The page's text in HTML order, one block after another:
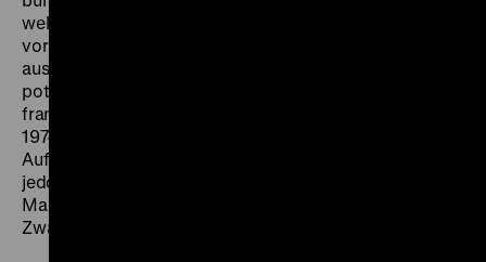
welche gedankliche auseinandersetzung geht dem
voraus, wie werden die erfahrungen in diesem beruf
ausserhalb des berufs verarbeitet, wie reagiert man als
potentiell politische abtreiberin des jahres 1973 in
frankfurt auf die aktion 218?“ (
1974, Marlies Kallweit, Helke Sander und Mädi Kemper).
Auf diese Fragen gibt der Film keine Antwort, entwirft
jedoch komplexe Blickachsen, die patriarchale
Machtstrukturen zeigen und wie ökonomische
Zwänge unser Handeln bestimmen. (fib)